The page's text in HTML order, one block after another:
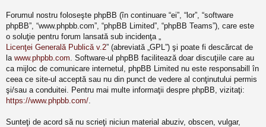
Forumul nostru foloseşte phpBB (în continuare “ei”, “lor”, “software
phpBB”, “www.phpbb.com”, “phpBB Limited”, “phpBB Teams”), care este
o soluţie pentru forum lansată sub incidenţa „
Licenţei Generală Publică v.2” (abreviată „GPL”) şi poate fi descărcat de
la www.phpbb.com . Software-ul phpBB facilitează doar discuţiile care au
ca mijloc de comunicare internetul, phpBB Limited nu este responsabill în
ceea ce site-ul acceptă sau nu din punct de vedere al conţinutului permis
şi/sau a conduitei. Pentru mai multe informaţii despre phpBB, vizitaţi:
https://www.phpbb.com/
Sunteţi de acord să nu scrieţi niciun material abuziv, obscen, vulgar,